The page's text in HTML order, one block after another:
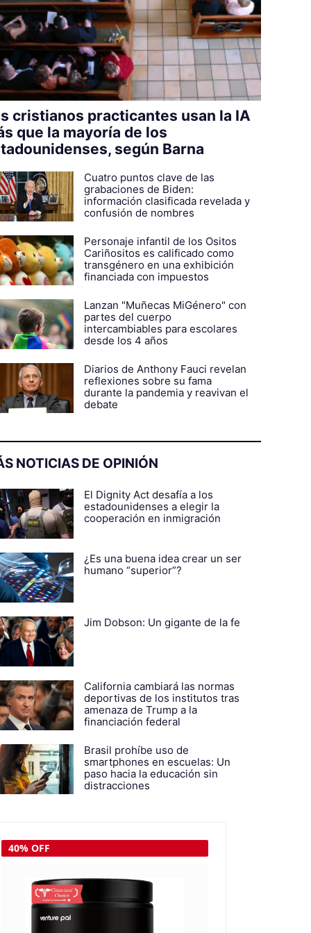
cristianos practicantes usan la IA
que la mayoría de los
según Barna
Cuatro puntos clave de las
grabaciones de Biden:
información clasificada revelada y
confusión de nombres
Personaje infantil de los Ositos
Cariñositos es calificado como
transgénero en una exhibición
financiada con impuestos
Lanzan "Muñecas MiGénero" con
partes del cuerpo
intercambiables para escolares
desde los 4 años
Diarios de Anthony Fauci revelan
reflexiones sobre su fama
durante la pandemia y reavivan el
debate
NOTICIAS DE OPINIÓN
El Dignity Act desafía a los
estadounidenses a elegir la
cooperación en inmigración
¿Es una buena idea crear un ser
humano “superior”?
Jim Dobson: Un gigante de la fe
California cambiará las normas
deportivas de los institutos tras
amenaza de Trump a la
financiación federal
Brasil prohíbe uso de
smartphones en escuelas: Un
paso hacia la educación sin
distracciones
30% OFF